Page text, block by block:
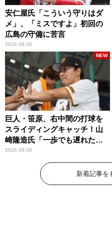
安仁屋氏「こういう守りはダ
メ」、「ミスですよ」初回の
広島の守備に苦言
2026.08.06
巨人・笹原、右中間の打球を
スライディングキャッチ！山
崎隆造氏「一歩でも遅れた
ら…」
2026.08.06
NEW
新着記事を